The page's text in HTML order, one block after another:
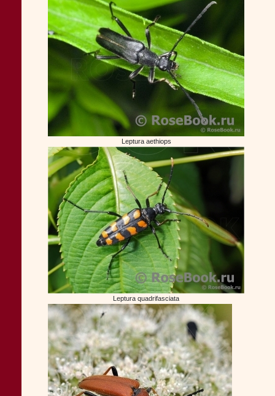
Leptura aethiops
Leptura quadrifasciata